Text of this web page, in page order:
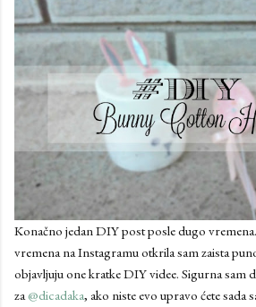
Konačno jedan DIY post posle dugo
vremena na Instagramu otkrila sam zaista
objavljuju one kratke DIY videe. Sigurna sam
za@dicadaka, ako niste evo upravo ćete sada